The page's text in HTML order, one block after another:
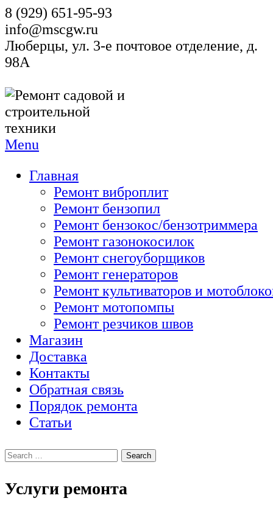
8 (929) 651-95-93
info@mscgw.ru
Люберцы, ул. 3-е почтовое отделение, д.
98А
Menu
Главная
Ремонт виброплит
Ремонт бензопил
Ремонт бензокос/бензотриммера
Ремонт газонокосилок
Ремонт снегоуборщиков
Ремонт генераторов
Ремонт культиваторов и
Ремонт мотопомпы
Ремонт резчиков швов
Магазин
Доставка
Контакты
Обратная связь
Порядок ремонта
Статьи
Услуги ремонта